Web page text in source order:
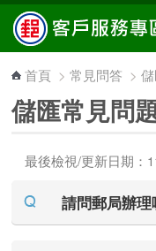
跳到主要內容區塊
首頁 >常見問答 >
儲匯常見問
最後檢視/更新日期：
請問郵局辦理